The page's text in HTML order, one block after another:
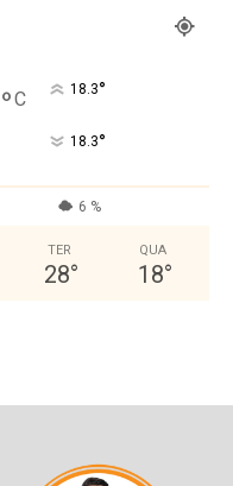
°C 18.3°
18.3°
6 %
TER
28°
QUA
18°